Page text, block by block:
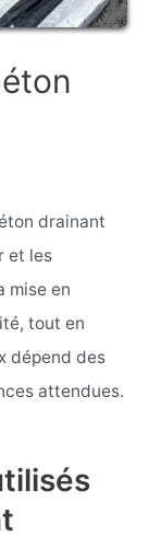
drainant
et les
mise en
tout en
dépend des
attendues.